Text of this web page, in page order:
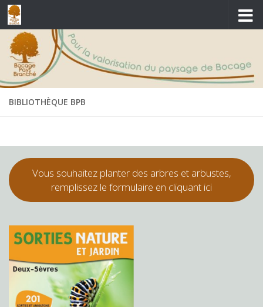
Skip to content
BIBLIOTHÈQUE BPB
Vous souhaitez planter des arbres et arbustes,
remplissez le formulaire en cliquant ici